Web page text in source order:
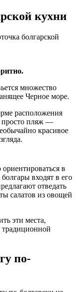
кухни
болгарской
множество
Черное море.
расположения
просто пляж —
красивое
в
входят в его
отведать
салатов из овощей
эти места,
традиционной
по-